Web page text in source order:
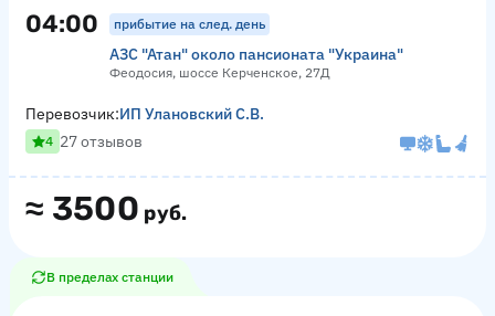
04:00 прибытие на след. день
АЗС "Атан" около пансионата "Украина"
Феодосия, шоссе Керченское, 27Д
≈ 3500 руб.
Перевозчик:ИП Улановский С.В.
4 27 отзывов
В пределах станции